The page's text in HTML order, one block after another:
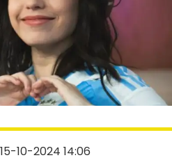
15-10-2024 14:06